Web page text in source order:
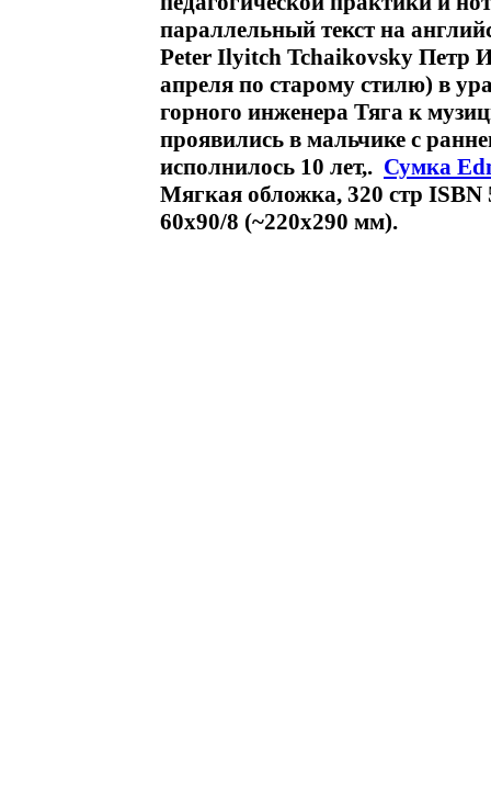
параллельный текст на
Peter Ilyitch Tchaikovsky Петр
апреля по старому стилю) в
горного инженера Тяга к
проявились в мальчике с
исполнилось 10 лет,. Сумка
Мягкая обложка, 320 стр
60x90/8 (~220х290 мм).